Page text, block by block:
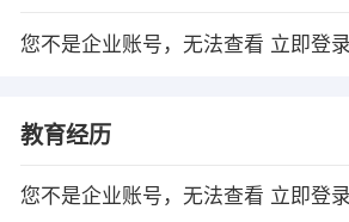
您不是企业账号，无法查看 立即登录
教育经历
您不是企业账号，无法查看 立即登录